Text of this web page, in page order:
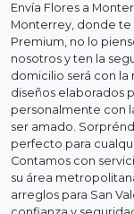
Envía Flores a
Monterrey, donde
Premium, no lo
nosotros y ten la
domicilio será con la
diseños elaborados
personalmente con
ser amado.
perfecto para
Contamos con
su área
arreglos para San